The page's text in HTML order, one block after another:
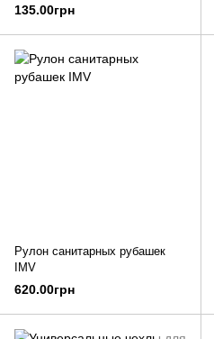
135.00грн
Рулон санитарных рубашек
IMV
620.00грн